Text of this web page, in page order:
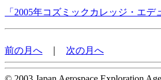
「2005年コズミックカレッジ・エ
前の月へ 次の月へ